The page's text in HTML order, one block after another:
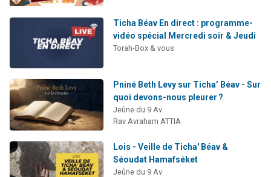
Ticha Béav En direct : programme-
vidéo spécial Mercredi soir & Jeudi
Torah-Box & vous
Pniné Beth Levy sur Ticha’ Béav - Sur
quoi devons-nous pleurer ?
Jeûne du 9 Av
Rav Avraham ATTIA
Lois - Veille de Ticha' Béav &
Séoudat Hamafséket
Jeûne du 9 Av